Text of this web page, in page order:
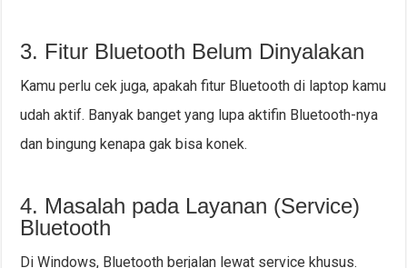
3. Fitur Bluetooth Belum Dinyalakan
Kamu perlu cek juga, apakah fitur Bluetooth di laptop kamu
udah aktif. Banyak banget yang lupa aktifin Bluetooth-nya
dan bingung kenapa gak bisa konek.
4. Masalah pada Layanan (Service)
Bluetooth
Di Windows, Bluetooth berjalan lewat service khusus.